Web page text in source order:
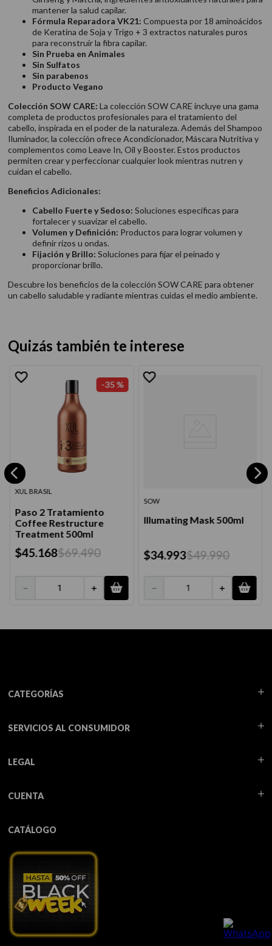
mantener la salud capilar.
Fórmula Reparadora VK21: Compuesta por 18 aminoácidos
de Keratina de Soja y Trigo + 3 extractos naturales puros
para reconstruir la fibra capilar.
Sin Prueba en Animales
Sin Sulfatos
Sin parabenos
Producto Vegano
Colección SOW CARE: La colección SOW CARE incluye una gama
completa de productos profesionales para el tratamiento del
cabello, inspirada en el poder de la naturaleza. Además del Shampoo
Iluminador, la colección ofrece Acondicionador, Máscara Nutritiva y
complementos como Leave In, Oil y Booster. Estos productos
permiten crear y perfeccionar cualquier look mientras nutren y
cuidan el cabello.
Beneficios Adicionales:
Cabello Fuerte y Sedoso: Soluciones específicas para
fortalecer y suavizar el cabello.
Volumen y Definición: Productos para lograr volumen y
definir rizos u ondas.
Fijación y Brillo: Soluciones para fijar el peinado y
proporcionar brillo.
Descubre los beneficios de la colección SOW CARE para obtener
un cabello saludable y radiante mientras cuidas el medio ambiente.
Quizás también te interese
-35 %
XUL BRASIL
Paso 2 Tratamiento
Coffee Restructure
Treatment 500ml
$45.168$69.490
＋
－
SOW
Illumating Mask 500ml
$34.993$49.990
＋
－
CATEGORÍAS
SERVICIOS AL CONSUMIDOR
LEGAL
CUENTA
CATÁLOGO